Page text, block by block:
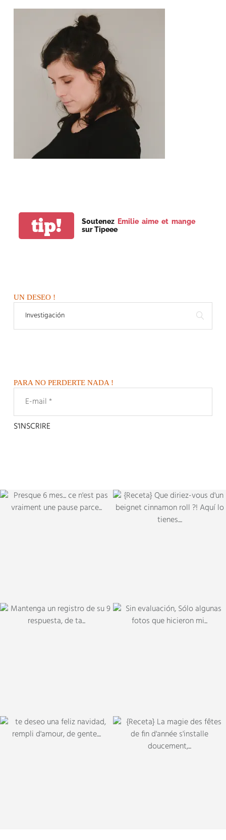
tip! Soutenez Emilie aime et mange
sur Tipeee
UN DESEO !
PARA NO PERDERTE NADA !